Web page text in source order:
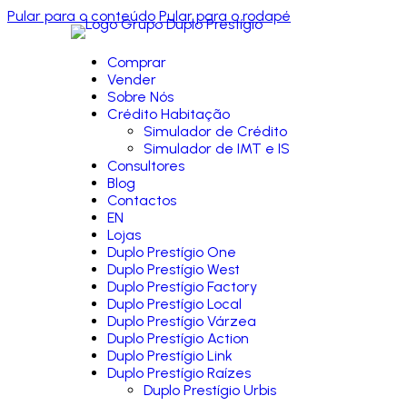
Pular para o conteúdo Pular para o rodapé
Comprar
Vender
Sobre Nós
Crédito Habitação
Simulador de Crédito
Simulador de IMT e IS
Consultores
Blog
Contactos
EN
Lojas
Duplo Prestígio One
Duplo Prestígio West
Duplo Prestígio Factory
Duplo Prestígio Local
Duplo Prestígio Várzea
Duplo Prestígio Action
Duplo Prestígio Link
Duplo Prestígio Raízes
Duplo Prestígio Urbis